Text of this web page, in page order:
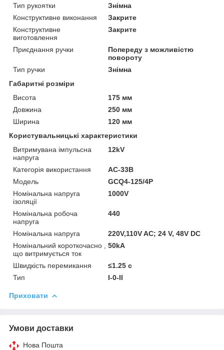
Тип рукоятки
Знімна
Конструктивне виконання
Закрите
Конструктивне
виготовлення
Закрите
Приєднання ручки
Попереду з можливістю
повороту
Тип ручки
Знімна
Габаритні розміри
Висота
175 мм
Довжина
250 мм
Ширина
120 мм
Користувальницькі характеристики
Витримувана імпульсна
напруга
12kV
Категорія використання
AC-33B
Мoдель
GCQ4-125/4P
Номінальна напруга
ізоляції
1000V
Номінальна робоча
напруга
440
Номінальна напруга
220V,110V AC; 24 V, 48V DC
Номінальний короткочасно ,
що витримується ток
50kA
Швидкість перемикання
≤1.25 с
Тип
I-0-II
Приховати
Умови доставки
Нова Пошта